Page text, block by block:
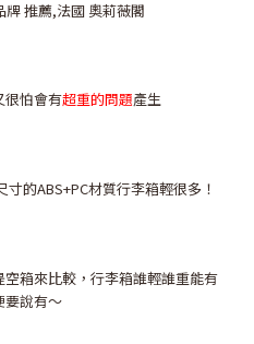
很怕會有超重的問題產生
寸的ABS+PC材質行李箱輕很多！
箱來比較，行李箱誰輕誰重能有
要說有～